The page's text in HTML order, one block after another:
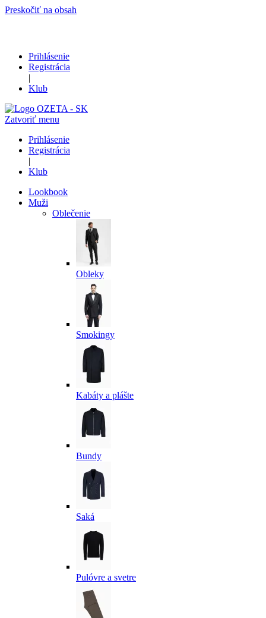
Preskočiť na obsah
Prihlásenie
Registrácia
|
Klub
Zatvoriť menu
Prihlásenie
Registrácia
|
Klub
Lookbook
Muži
Oblečenie
Obleky
Smokingy
Kabáty a plášte
Bundy
Saká
Pulóvre a svetre